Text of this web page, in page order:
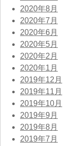
2020年8月
2020年7月
2020年6月
2020年5月
2020年2月
2020年1月
2019年12月
2019年11月
2019年10月
2019年9月
2019年8月
2019年7月